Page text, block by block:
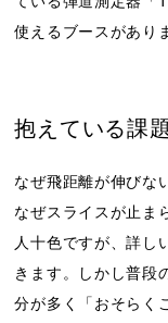
使えるブースがあり
抱えている課
なぜ飛距離が伸びな
なぜスライスが止ま
人十色ですが、詳し
きます。しかし普段
分が多く「おそらく